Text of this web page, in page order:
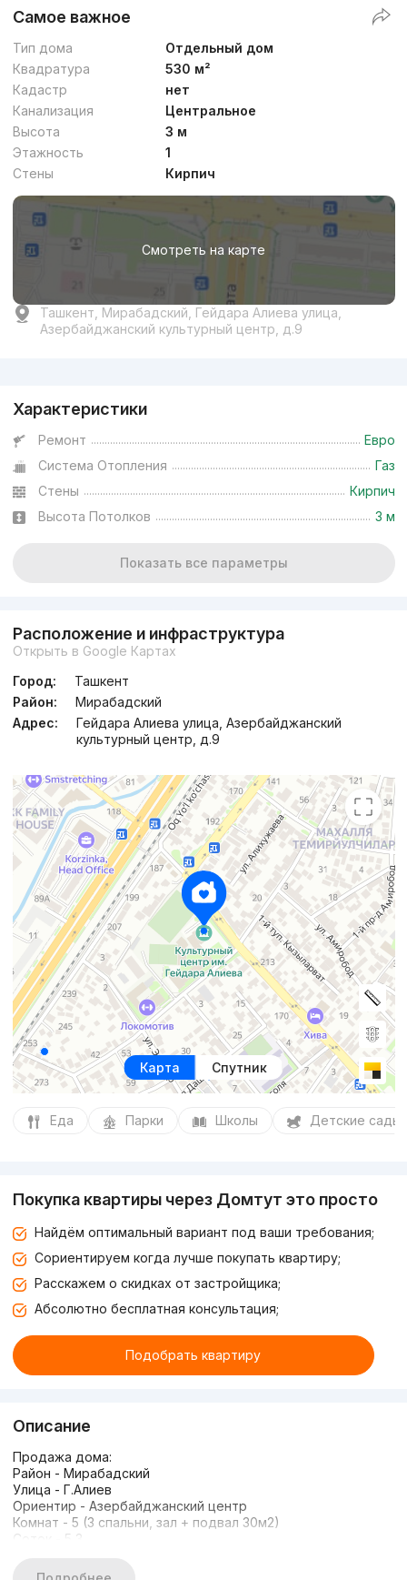
Самое важное
Тип дома
Отдельный дом
Квадратура
530 м²
Кадастр
нет
Канализация
Центральное
Высота
3 м
Этажность
1
Стены
Кирпич
Смотреть на карте
Ташкент, Мирабадский, Гейдара Алиева улица,
Азербайджанский культурный центр, д.9
Характеристики
Ремонт
Евро
Система Отопления
Газ
Стены
Кирпич
Высота Потолков
3 м
Показать все параметры
Расположение и инфраструктура
Открыть в Google Картах
Город:
Ташкент
Район:
Мирабадский
Адрес:
Гейдара Алиева улица, Азербайджанский
культурный центр, д.9
Карта Спутник
Еда Парки Школы Детские сады
Покупка квартиры через Домтут это просто
Найдём оптимальный вариант под ваши требования;
Сориентируем когда лучше покупать квартиру;
Расскажем о скидках от застройщика;
Абсолютно бесплатная консультация;
Подобрать квартиру
Описание
Продажа дома:
Район - Мирабадский
Улица - Г.Алиев
Ориентир - Азербайджанский центр
Комнат - 5 (3 спальни, зал + подвал 30м2)
Соток - 5,3
Этажей - 1